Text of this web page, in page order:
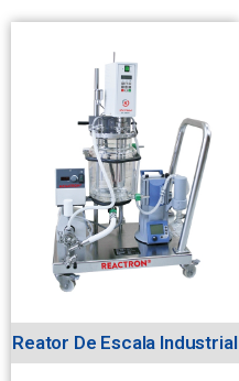
Reator De Escala Industrial